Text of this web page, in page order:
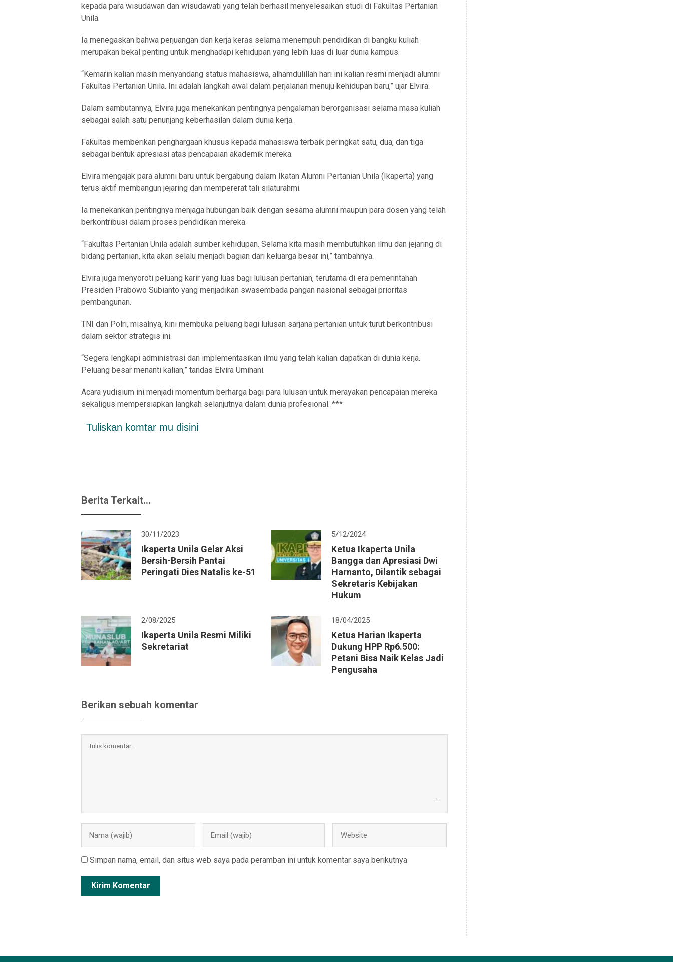
kepada para wisudawan dan wisudawati yang telah berhasil menyelesaikan studi di Fakultas Pertanian
Unila.
Ia menegaskan bahwa perjuangan dan kerja keras selama menempuh pendidikan di bangku kuliah
merupakan bekal penting untuk menghadapi kehidupan yang lebih luas di luar dunia kampus.
“Kemarin kalian masih menyandang status mahasiswa, alhamdulillah hari ini kalian resmi menjadi alumni
Fakultas Pertanian Unila. Ini adalah langkah awal dalam perjalanan menuju kehidupan baru,” ujar Elvira.
Dalam sambutannya, Elvira juga menekankan pentingnya pengalaman berorganisasi selama masa kuliah
sebagai salah satu penunjang keberhasilan dalam dunia kerja.
Fakultas memberikan penghargaan khusus kepada mahasiswa terbaik peringkat satu, dua, dan tiga
sebagai bentuk apresiasi atas pencapaian akademik mereka.
Elvira mengajak para alumni baru untuk bergabung dalam Ikatan Alumni Pertanian Unila (Ikaperta) yang
terus aktif membangun jejaring dan mempererat tali silaturahmi.
Ia menekankan pentingnya menjaga hubungan baik dengan sesama alumni maupun para dosen yang telah
berkontribusi dalam proses pendidikan mereka.
“Fakultas Pertanian Unila adalah sumber kehidupan. Selama kita masih membutuhkan ilmu dan jejaring di
bidang pertanian, kita akan selalu menjadi bagian dari keluarga besar ini,” tambahnya.
Elvira juga menyoroti peluang karir yang luas bagi lulusan pertanian, terutama di era pemerintahan
Presiden Prabowo Subianto yang menjadikan swasembada pangan nasional sebagai prioritas
pembangunan.
TNI dan Polri, misalnya, kini membuka peluang bagi lulusan sarjana pertanian untuk turut berkontribusi
dalam sektor strategis ini.
“Segera lengkapi administrasi dan implementasikan ilmu yang telah kalian dapatkan di dunia kerja.
Peluang besar menanti kalian,” tandas Elvira Umihani.
Acara yudisium ini menjadi momentum berharga bagi para lulusan untuk merayakan pencapaian mereka
sekaligus mempersiapkan langkah selanjutnya dalam dunia profesional. ***
Tuliskan komtar mu disini
Berita Terkait...
30/11/2023
Ikaperta Unila Gelar Aksi
Bersih-Bersih Pantai
Peringati Dies Natalis ke-51
5/12/2024
Ketua Ikaperta Unila
Bangga dan Apresiasi Dwi
Harnanto, Dilantik sebagai
Sekretaris Kebijakan
Hukum
2/08/2025
Ikaperta Unila Resmi Miliki
Sekretariat
18/04/2025
Ketua Harian Ikaperta
Dukung HPP Rp6.500:
Petani Bisa Naik Kelas Jadi
Pengusaha
Berikan sebuah komentar
Simpan nama, email, dan situs web saya pada peramban ini untuk komentar saya berikutnya.